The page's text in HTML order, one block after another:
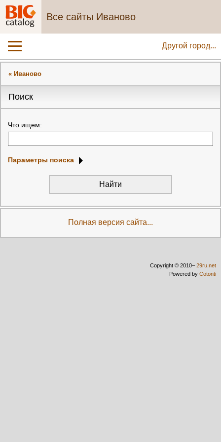
Все сайты Иваново
Другой город...
« Иваново
Поиск
Что ищем:
Параметры поиска
Найти
Полная версия сайта...
Copyright © 2010– 29ru.net
Powered by Cotonti